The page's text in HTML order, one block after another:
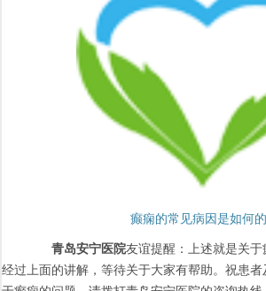
癫痫的常见病因是如何的
青岛安宁医院友谊提醒：上述就是关于
经过上面的讲解，等待关于大家有帮助。祝患